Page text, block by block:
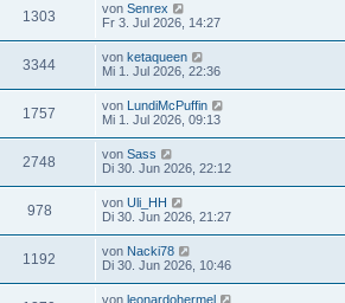
1303 von Senrex
Fr 3. Jul 2026, 14:27
3344 von ketaqueen
Mi 1. Jul 2026, 22:36
1757 von LundiMcPuffin
Mi 1. Jul 2026, 09:13
2748 von Sass
Di 30. Jun 2026, 22:12
978 von Uli_HH
Di 30. Jun 2026, 21:27
1192 von Nacki78
Di 30. Jun 2026, 10:46
von leonardohermel